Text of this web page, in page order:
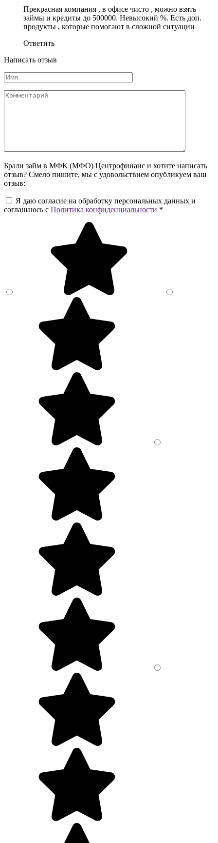
Прекрасная компания , в офисе чисто , можно взять
займы и кредиты до 500000. Невысокий %. Есть доп.
продукты , которые помогают в сложной ситуации
Ответить
Написать отзыв
Брали займ в МФК (МФО) Центрофинанс и хотите написать
отзыв? Смело пишите, мы с удовольствием опубликуем ваш
отзыв:
Я даю согласие на обработку персональных данных и
соглашаюсь c Политика конфиденциальности *